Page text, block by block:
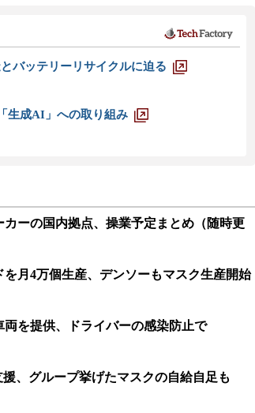
バッテリーリサイクルに迫る
生成AI」への取り組み
ーの国内拠点、操業予定まとめ（随時更
を月4万個生産、デンソーもマスク生産開始
両を提供、ドライバーの感染防止で
、グループ挙げたマスクの自給自足も